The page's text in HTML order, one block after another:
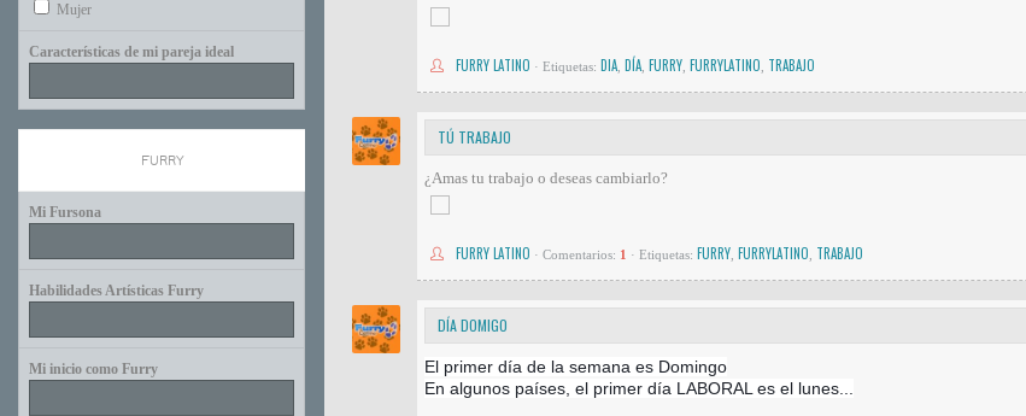
Mujer
Características de mi pareja ideal
FURRY
Mi Fursona
Habilidades Artísticas Furry
Mi inicio como Furry
FURRY LATINO · Etiquetas: DIA, DÍA, FURRY, FURRYLATINO TRABAJO
TÚ TRABAJO
¿Amas tu trabajo o deseas cambiarlo?
FURRY LATINO · Comentarios: 1 · Etiquetas: FURRY, FURRYLATINO TRABAJO
DÍA DOMIGO
El primer día de la semana es Domingo
En algunos países, el primer día LABORAL es el lunes.